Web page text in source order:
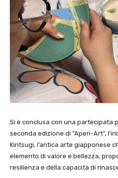
Si è conclusa con una partecipata
seconda edizione di “Aperi-Art”,
Kintsugi, l’antica arte giapponese
elemento di valore e bellezza,
resilienza e della capacità di